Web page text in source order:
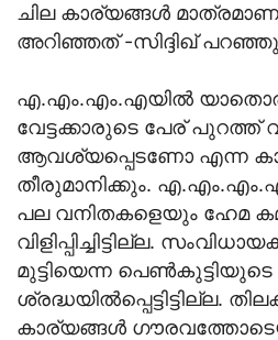
ചില കാര്യങ്ങള്‍
അറിഞ്ഞത് -സിദ്ദിഖ്
എ.എം.എം.എയില്‍ യാതൊരു
വേട്ടക്കാരുടെ പേര് പുറത്ത്
ആവശ്യപ്പെടണോ എന്ന
തീരുമാനിക്കും.
പല വനിതകളെയും ഹേമ
വിളിപ്പിച്ചിട്ടില്ല.
മുട്ടിയെന്ന
ശ്രദ്ധയില്‍പ്പെട്ടിട്ടില്ല.
കാര്യങ്ങള്‍